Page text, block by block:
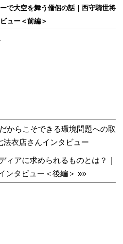
で大空を舞う僧侶の話｜西守騎世将
ュー＜前編＞
からこそできる環境問題への取
法衣店さんインタビュー
ィアに求められるものとは？｜
ンタビュー＜後編＞ »»